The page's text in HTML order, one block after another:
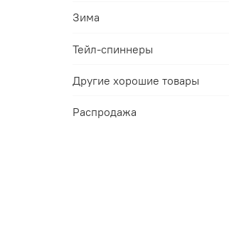
Зима
Тейл-спиннеры
Другие хорошие товары
Распродажа